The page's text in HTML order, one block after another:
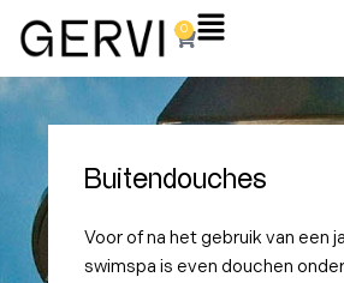
naar
inhoud
0
Winkelwagen
Flyout
Buitendouches
Voor of na het gebruik van een
swimspa is even douchen